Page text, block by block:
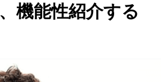
機能性紹介する